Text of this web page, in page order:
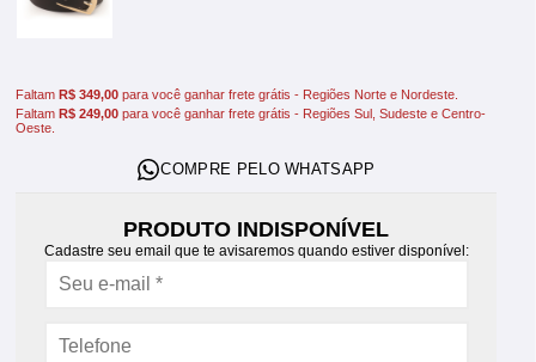
FaltamR$ 349,00 para você ganhar frete grátis - Regiões Norte e Nordeste.
FaltamR$ 249,00 para você ganhar frete grátis - Regiões Sul, Sudeste e Centro-
Oeste.
PRODUTO INDISPONÍVEL
Cadastre seu email que te avisaremos quando estiver disponível: